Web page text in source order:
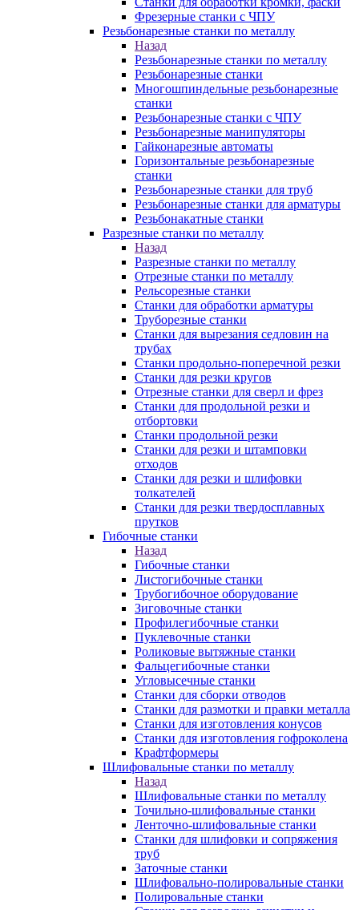
Фрезерные станки с ЧПУ
Резьбонарезные станки по металлу
Назад
Резьбонарезные станки по металлу
Резьбонарезные станки
Многошпиндельные резьбонарезные
станки
Резьбонарезные станки с ЧПУ
Резьбонарезные манипуляторы
Гайконарезные автоматы
Горизонтальные резьбонарезные
станки
Резьбонарезные станки для труб
Резьбонарезные станки для арматуры
Резьбонакатные станки
Разрезные станки по металлу
Назад
Разрезные станки по металлу
Отрезные станки по металлу
Рельсорезные станки
Станки для обработки арматуры
Труборезные станки
Станки для вырезания седловин на
трубаx
Станки продольно-поперечной резки
Станки для резки кругов
Отрезные станки для сверл и фрез
Станки для продольной резки и
отбортовки
Станки продольной резки
Станки для резки и штамповки
отходов
Станки для резки и шлифовки
толкателей
Станки для резки твердосплавных
прутков
Гибочные станки
Назад
Гибочные станки
Листогибочные станки
Трубогибочное оборудование
Зиговочные станки
Профилегибочные станки
Пуклевочные станки
Роликовые вытяжные станки
Фальцегибочные станки
Угловысечные станки
Станки для сборки отводов
Станки для размотки и правки металла
Станки для изготовления конусов
Станки для изготовления гофроколена
Крафтформеры
Шлифовальные станки по металлу
Назад
Шлифовальные станки по металлу
Точильно-шлифовальные станки
Ленточно-шлифовальные станки
Станки для шлифовки и сопряжения
труб
Заточные станки
Шлифовально-полировальные станки
Полировальные станки